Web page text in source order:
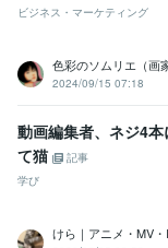
ビジネス・マーケティング
色彩のソムリエ（画
2024/09/15 07:18
動画編集者、ネジ4
て猫
記事
学び
けら｜アニメ・MV